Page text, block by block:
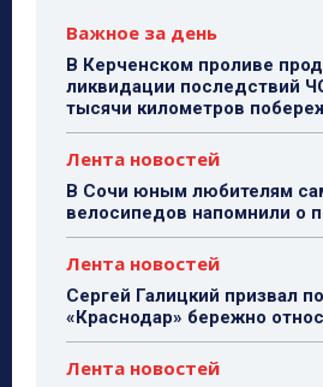
Важное за день
В Керченском проливе
ликвидации последствий
тысячи километров
Лента новостей
В Сочи юным любителям
велосипедов напомнили о
Лента новостей
Сергей Галицкий призвал
«Краснодар» бережно
Лента новостей